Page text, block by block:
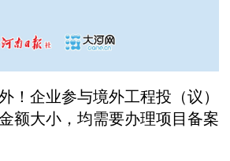
！企业参与境外工程投（议）
额大小，均需要办理项目备案